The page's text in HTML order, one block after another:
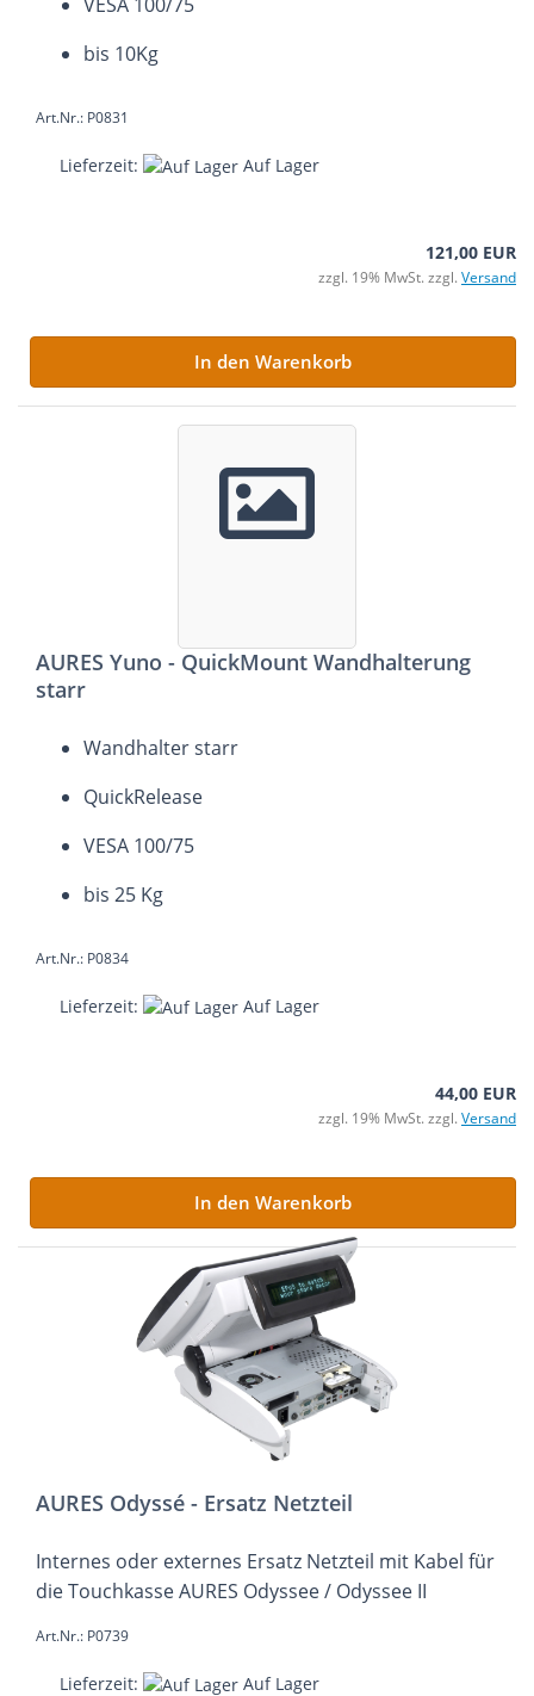
bis 10Kg
Art.Nr.: P0831
Lieferzeit: Auf Lager
121,00 EUR
zzgl. 19% MwSt. zzgl. Versand
In den Warenkorb
AURES Yuno - QuickMount Wandhalterung
starr
Wandhalter starr
QuickRelease
VESA 100/75
bis 25 Kg
Art.Nr.: P0834
Lieferzeit: Auf Lager
44,00 EUR
zzgl. 19% MwSt. zzgl. Versand
In den Warenkorb
AURES Odyssé - Ersatz Netzteil
Internes oder externes Ersatz Netzteil mit Kabel für
die Touchkasse AURES Odyssee / Odyssee II
Art.Nr.: P0739
Lieferzeit: Auf Lager